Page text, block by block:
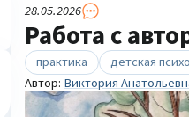
28.05.2026
Работа с
практика детская
Автор: Виктория